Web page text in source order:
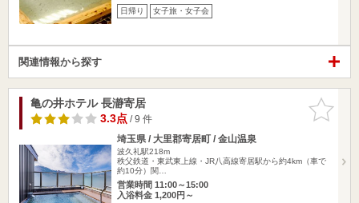
日帰り 女子旅・女子会
関連情報から探す
お気に入
りに追加
亀の井ホテル 長瀞寄居
3.3点/ 9 件
埼玉県 / 大里郡寄居町 / 金山温泉
波久礼駅218m
秩父鉄道・東武東上線・JR八高線寄居駅から約4km（車で
約10分）関…
営業時間 11:00～15:00
入浴料金 1,200円～